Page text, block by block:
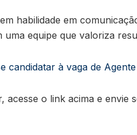
habilidade em
uma equipe que valoriza
candidatar à vaga de
acesse o link acima e